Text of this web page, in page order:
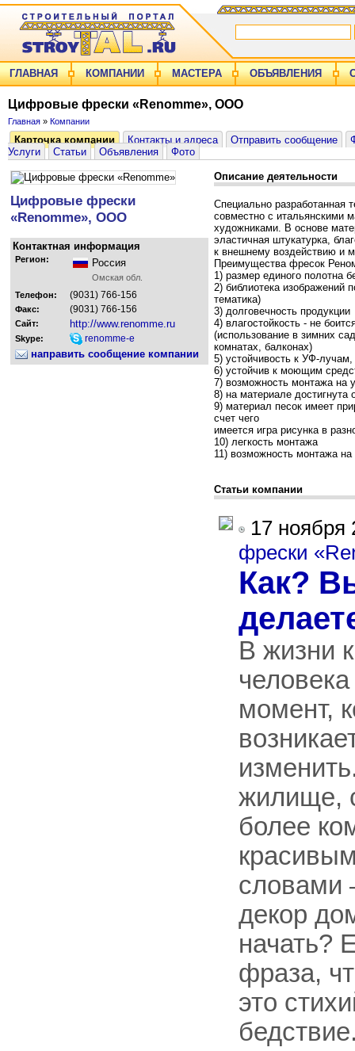
ГЛАВНАЯ КОМПАНИИ МАСТЕРА ОБЪЯВЛЕНИЯ
Цифровые фрески «Renomme», ООО
Главная » Компании
Карточка компании Контакты и адреса Отправить сообщение
Услуги
Статьи Объявления Фото
Цифровые фрески
«Renomme», ООО
Контактная информация
Регион: Россия
Омская обл.
Телефон:
(9031) 766-156
Факс: (9031) 766-156
Сайт: http://www.renomme.ru
Skype: renomme-e
направить сообщение компании
Описание деятельности
Специально разработанная
совместно с итальянскими
художниками. В основе
эластичная штукатурка,
к внешнему воздействию и
Преимущества фресок
1) размер единого полотна
2) библиотека изображений
тематика)
3) долговечность продукции
4) влагостойкость - не
(использование в зимних
комнатах, балконах)
5) устойчивость к УФ-
6) устойчив к моющим
7) возможность монтажа на
8) на материале достигнута
9) материал песок имеет
счет чего
имеется игра рисунка в
10) легкость монтажа
11) возможность монтажа
Статьи компании
17 ноября
фрески
Как?
В жизни
момент,
жилище,
более
словами
декор
начать?
фраза,
это